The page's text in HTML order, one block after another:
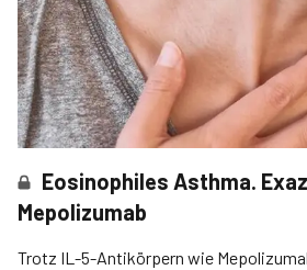
Eosinophiles Asthma.
Mepolizumab
Trotz IL-5-Antikörpern wie